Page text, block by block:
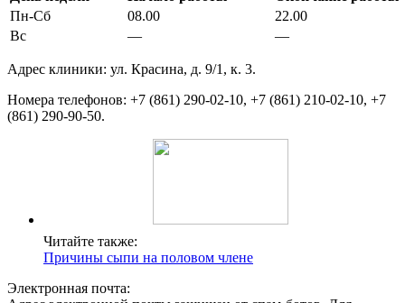
Пн-Сб
08.00
22.00
Вс
— —
Адрес клиники: ул. Красина, д. 9/1, к. 3.
Номера телефонов: +7 (861) 290-02-10, +7 (861) 210-02-10, +7
(861) 290-90-50.
Читайте также:
Причины сыпи на половом члене
Электронная почта: